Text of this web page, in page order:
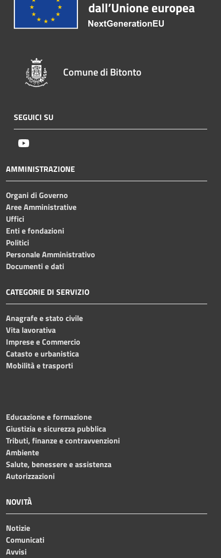
Comune di Bitonto
SEGUICI SU
AMMINISTRAZIONE
Organi di Governo
Aree Amministrative
Uffici
Enti e fondazioni
Politici
Personale Amministrativo
Documenti e dati
CATEGORIE DI SERVIZIO
Anagrafe e stato civile
Vita lavorativa
Imprese e Commercio
Catasto e urbanistica
Mobilità e trasporti
Educazione e formazione
Giustizia e sicurezza pubblica
Tributi, finanze e contravvenzioni
Ambiente
Salute, benessere e assistenza
Autorizzazioni
NOVITÀ
Notizie
Comunicati
Avvisi